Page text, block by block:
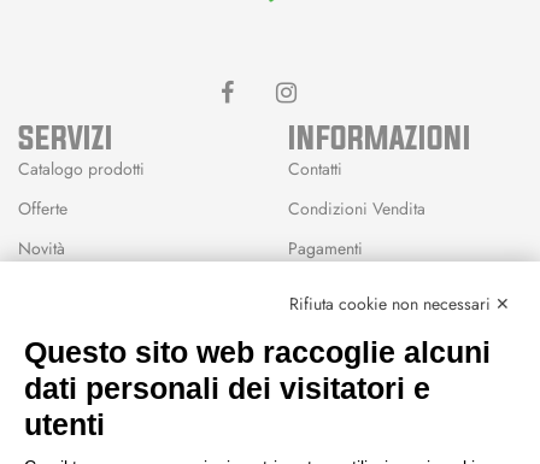
SERVIZI
Catalogo prodotti
Offerte
Novità
Wishlist
INFORMAZIONI
Contatti
Condizioni Vendita
Pagamenti
CEP GREEN
Rifiuta cookie non necessari ✕
Questo sito web raccoglie alcuni
dati personali dei visitatori e
utenti